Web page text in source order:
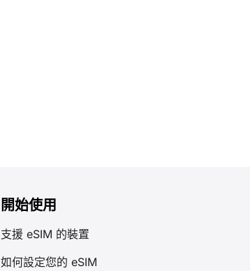
開始使用
支援 eSIM 的裝置
如何設定您的 eSIM